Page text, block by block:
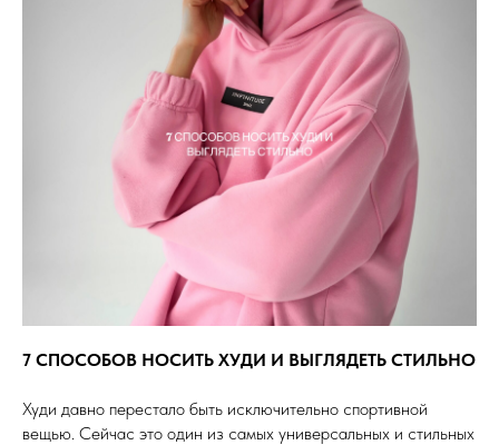
7 СПОСОБОВ НОСИТЬ ХУДИ И ВЫГЛЯДЕТЬ СТИЛЬНО
Худи давно перестало быть исключительно спортивной
вещью. Сейчас это один из самых универсальных и стильных